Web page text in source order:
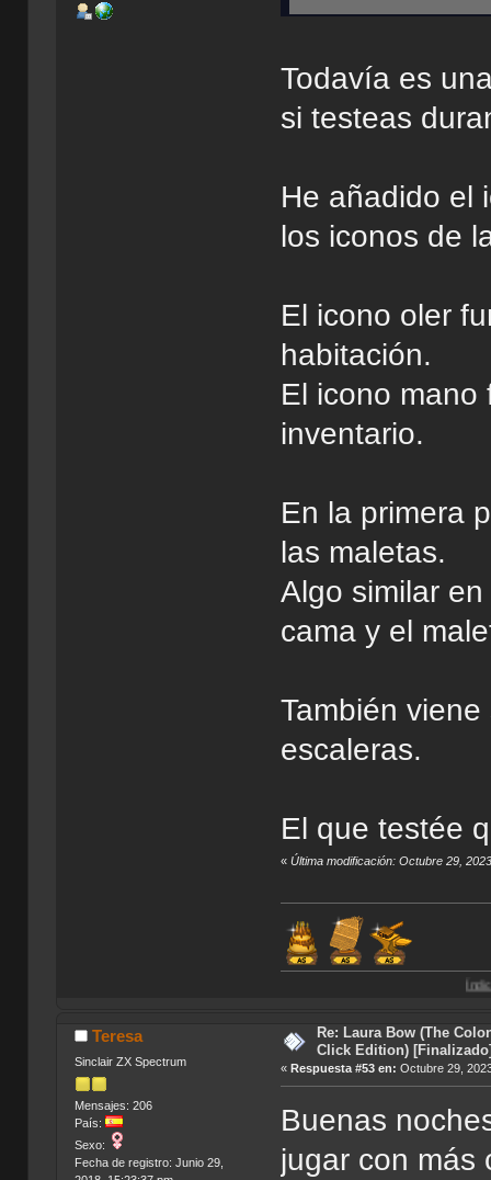
Todavía es
si testeas
He añadido el
los iconos de
El icono oler
habitación.
El icono mano
inventario.
En la primera
las maletas.
Algo similar
cama y el
También
escaleras.
El que testée
«Última modificación: Octubre 29,
Índice de
Teresa
Sinclair ZX Spectrum
Mensajes: 206
País:
Sexo:
Fecha de registro: Junio 29,
Re: Laura Bow (The
Click Edition)
« Respuesta #53 en: Octubre 29,
Buenas
jugar con más